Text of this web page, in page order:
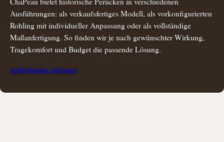
Ausführungen: als verkaufsfertiges Modell, als vorkonfigurierten
Rohling mit individueller Anpassung oder als vollständige
Maßanfertigung. So finden wir je nach gewünschter Wirkung,
Tragekomfort und Budget die passende Lösung.
Anfertigung anfragen